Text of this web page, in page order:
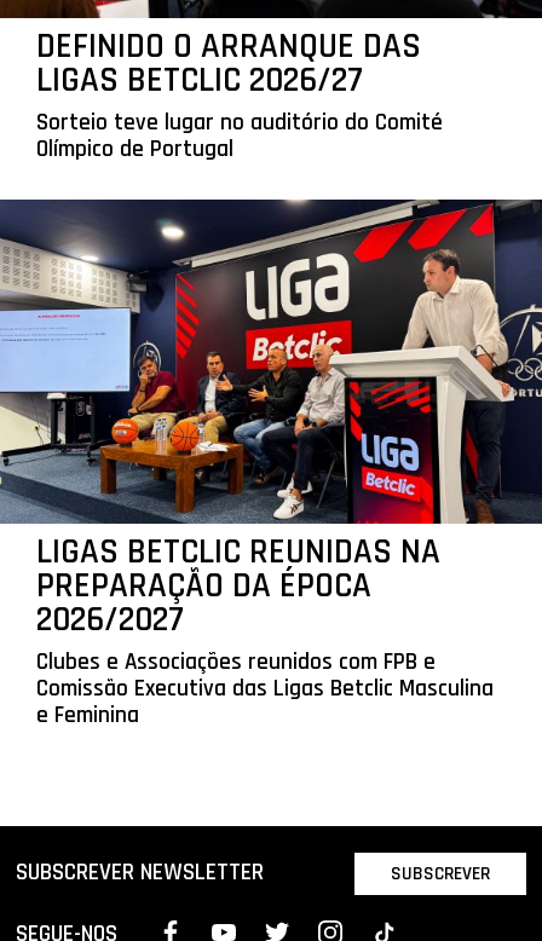
DEFINIDO O ARRANQUE DAS
LIGAS BETCLIC 2026/27
Sorteio teve lugar no auditório do Comité
Olímpico de Portugal
LIGAS BETCLIC REUNIDAS NA
PREPARAÇÃO DA ÉPOCA
2026/2027
Clubes e Associações reunidos com FPB e
Comissão Executiva das Ligas Betclic Masculina
e Feminina
SUBSCREVER NEWSLETTER SUBSCREVER
SEGUE-NOS